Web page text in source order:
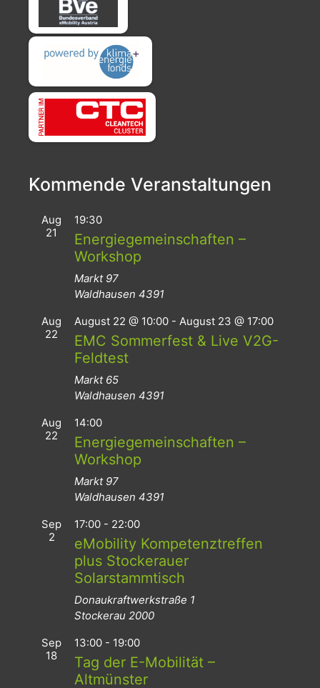
Kommende Veranstaltungen
Aug
21
19:30
Energiegemeinschaften –
Workshop
Markt 97
Waldhausen 4391
Aug
22
August 22 @ 10:00 - August 23 @ 17:00
EMC Sommerfest & Live V2G-
Feldtest
Markt 65
Waldhausen 4391
Aug
22
14:00
Energiegemeinschaften –
Workshop
Markt 97
Waldhausen 4391
Sep
2
17:00 - 22:00
eMobility Kompetenztreffen
plus Stockerauer
Solarstammtisch
Donaukraftwerkstraße 1
Stockerau 2000
Sep
18
13:00 - 19:00
Tag der E-Mobilität –
Altmünster